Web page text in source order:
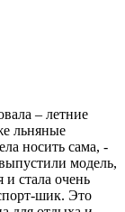
– летние
льняные
носить сама, -
модель,
и стала очень
шик. Это